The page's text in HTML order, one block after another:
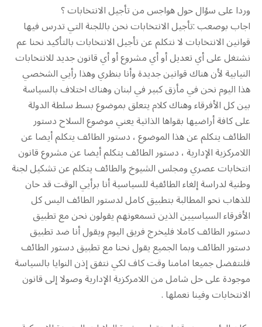
وردا على سؤال حول هواجس من تأجيل الانتخابات ؟
اجاب بوصعب :تأجيل الانتخابات نحن باللجنة التي تدرس فيها
قوانين الانتخابات لا نتكلم عن تأجيل الانتخابات بالتأكيد نحنا عم
نشتغل على أي تعديل أو أي مشروع أو أي قانون جديد للانتخابات
النيابية لأن هناك قوانين جديدة وأنا بنظري وهذا رأيي الشخصي
هذا اليوم نحن في مأزق كبير في لبنان وهناك اختلاف بالسياسة
بين كل الأفرقاء وهناك كلام يتعلق بموضوع بسط سلطة الدولة
على كافة أراضيها بقواها الذاتية يعني موضوع السلاح دستور
الطائف يتكلم عن هذا الموضوع ، دستور الطائف يتكلم أيضا عن
اللامركزية الإدارية ، دستور الطائف يتكلم أيضا عن مشروع قانون
انتخابات عصري ومجلس الشيوخ والطائف يتكلم عن تشكيل لجنة
وطنية لدراسة إلغاء الطائفية للسياسية أنا برأيي الوقت قد حان
للذهاب نحو المطالبة بتطبيق كامل لدستور الطائف اليس كل
الأفرقاء السياسيين الذين تسمعونهم يقولون نحن مع تطبيق
دستور الطائف كاملا فليخرج فريق اليوم ويقول أنا ضد تطبيق
دستور الطائف وبما الجميع يقول نحنا مع تطبيق دستور الطائف
فلنتفضل جميعا امامنا وقت كاف لكي نتفق إذن النوايا بالسياسة
موجودة على حل شامل من اللامركزية الإدارية وصولا إلى قانون
الانتخابات وفينا نعملها .